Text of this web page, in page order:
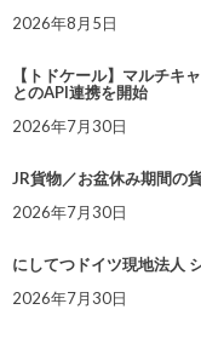
2026年8月5日
【トドケール】マルチキ
とのAPI連携を開始
2026年7月30日
JR貨物／お盆休み期間の
2026年7月30日
にしてつドイツ現地法人
2026年7月30日